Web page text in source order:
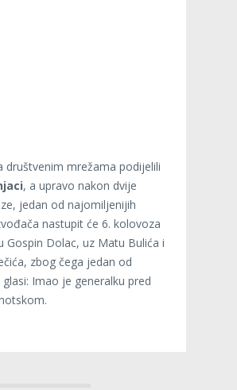
društvenim mrežama podijelili
, a upravo nakon dvije
jedan od najomiljenijih
nastupit će 6. kolovoza
Gospin Dolac, uz Matu Bulića i
zbog čega jedan od
Imao je generalku pred